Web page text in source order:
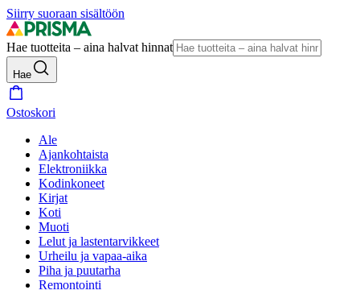
Siirry suoraan sisältöön
Hae tuotteita – aina halvat hinnat
Hae
Ostoskori
Ale
Ajankohtaista
Elektroniikka
Kodinkoneet
Kirjat
Koti
Muoti
Lelut ja lastentarvikkeet
Urheilu ja vapaa-aika
Piha ja puutarha
Remontointi